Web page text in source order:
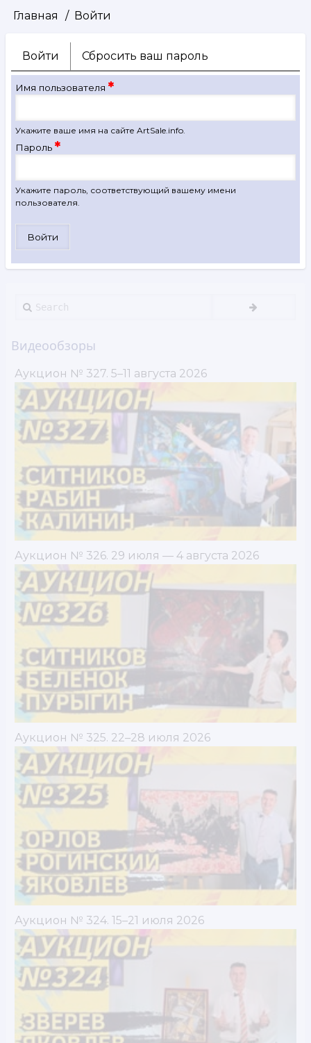
Строка
Главная Войти
Главные
вкладки
Войти
(активная
вкладка)
Сбросить ваш пароль
Имя пользователя
Укажите ваше имя на сайте ArtSale.info.
Пароль
Укажите пароль, соответствующий вашему имени
пользователя.
Search
Видеообзоры
Аукцион № 327. 5–11 августа 2026
Аукцион № 326. 29 июля — 4 августа 2026
Аукцион № 325. 22–28 июля 2026
Аукцион № 324. 15–21 июля 2026